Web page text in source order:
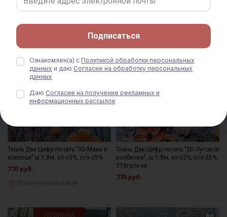
Ткань Дак Цифр.печать "3D-Маки и
колосья" ш.1.8м, хл-65%, п/э-35%
770 руб.
Только онлайн-заказ
Ткань Дак Цифр.печать "3D-Луговое
изобилие", ш.1.8м, хл-65%, п/э-35%,
210гр/м.кв
770 руб.
Подписаться
Ознакомлен(а) с Политикой обработки персональных
данных и даю Согласие на обработку персональных
данных
Даю Согласие на получение рекламных и
информационных рассылок